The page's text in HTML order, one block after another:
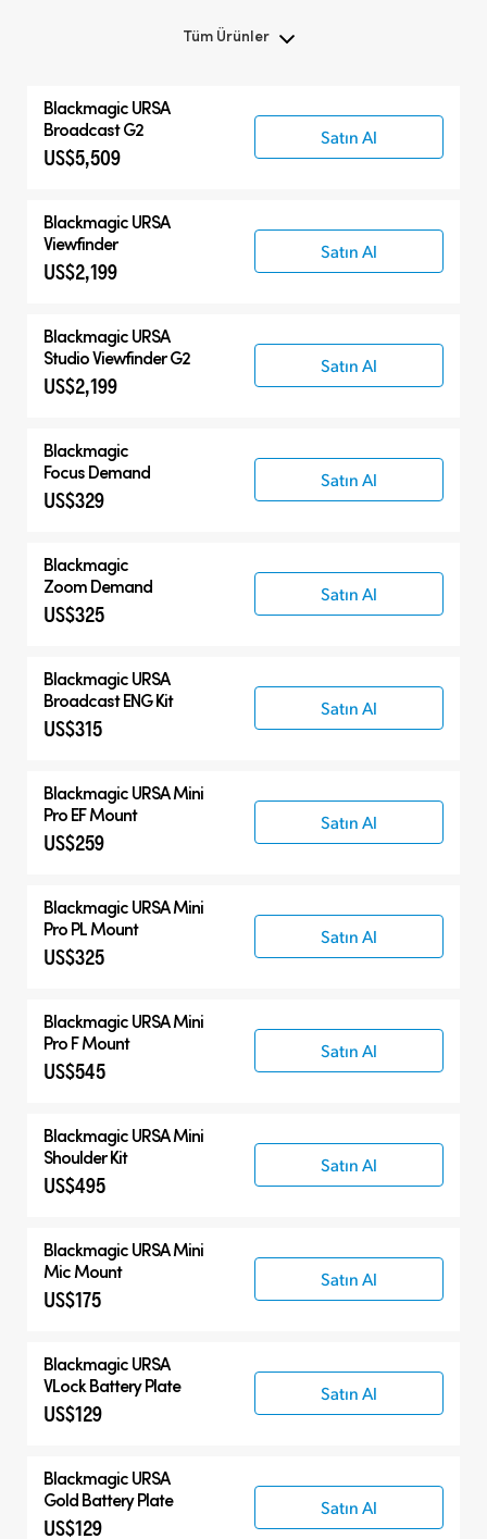
Tüm Ürünler
Blackmagic URSA Broadcast G2
Aksesuarlar
Blackmagic URSA
Broadcast G2
US$5,509
Satın Al
Blackmagic URSA
Viewfinder
US$2,199
Satın Al
Blackmagic URSA
Studio Viewfinder G2
US$2,199
Satın Al
Blackmagic
Focus Demand
US$329
Satın Al
Blackmagic
Zoom Demand
US$325
Satın Al
Blackmagic URSA
Broadcast ENG Kit
US$315
Satın Al
Blackmagic URSA Mini
Pro EF Mount
US$259
Satın Al
Blackmagic URSA Mini
Pro PL Mount
US$325
Satın Al
Blackmagic URSA Mini
Pro F Mount
US$545
Satın Al
Blackmagic URSA Mini
Shoulder Kit
US$495
Satın Al
Blackmagic URSA Mini
Mic Mount
US$175
Satın Al
Blackmagic URSA
VLock Battery Plate
US$129
Satın Al
Blackmagic URSA
Gold Battery Plate
US$129
Satın Al